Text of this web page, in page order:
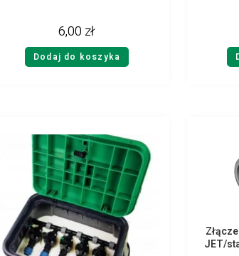
6,00 zł
Dodaj do koszyka
JET/